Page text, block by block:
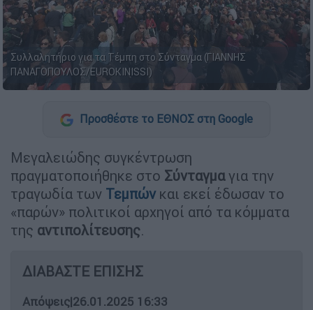
Συλλαλητήριο για τα Τέμπη στο Σύνταγμα (ΓΙΑΝΝΗΣ
ΠΑΝΑΓΟΠΟΥΛΟΣ/EUROKINISSI)
Προσθέστε το ΕΘΝΟΣ στη Google
Μεγαλειώδης συγκέντρωση
πραγματοποιήθηκε στο Σύνταγμαγια την
τραγωδία των Τεμπών και εκεί έδωσαν το
«παρών» πολιτικοί αρχηγοί από τα κόμματα
της αντιπολίτευσης.
ΔΙΑΒΑΣΤΕ ΕΠΙΣΗΣ
Απόψεις|26.01.2025 16:33